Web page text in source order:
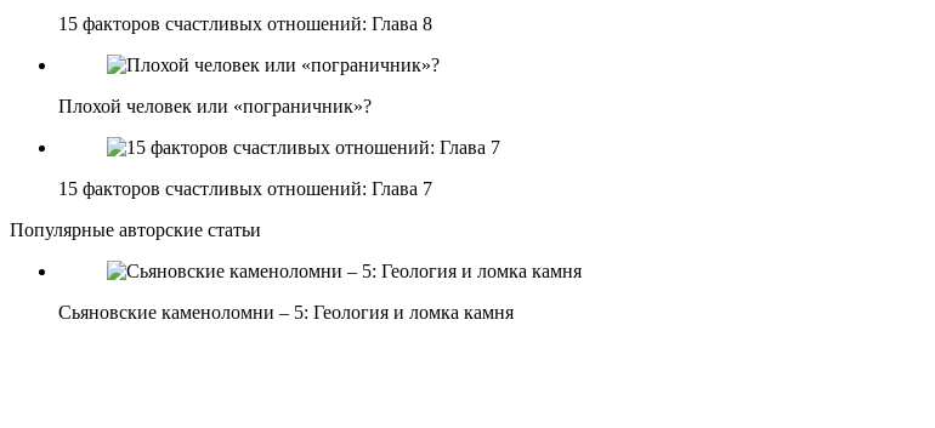
15 факторов счастливых отношений: Глава 8
Плохой человек или «пограничник»?
15 факторов счастливых отношений: Глава 7
Популярные авторские статьи
Сьяновские каменоломни – 5: Геология и ломка камня